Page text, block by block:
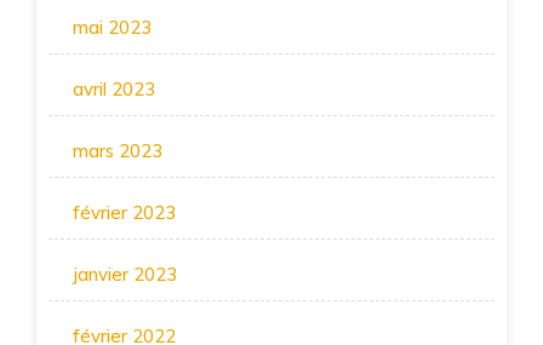
mai 2023
avril 2023
mars 2023
février 2023
janvier 2023
février 2022